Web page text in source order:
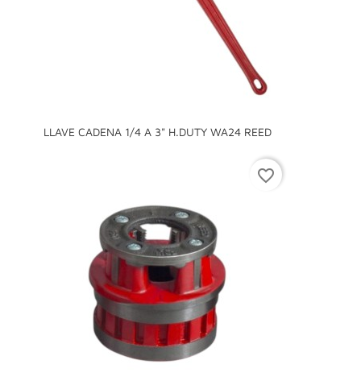
LLAVE CADENA 1/4 A 3" H.DUTY WA24 REED
favorite_border